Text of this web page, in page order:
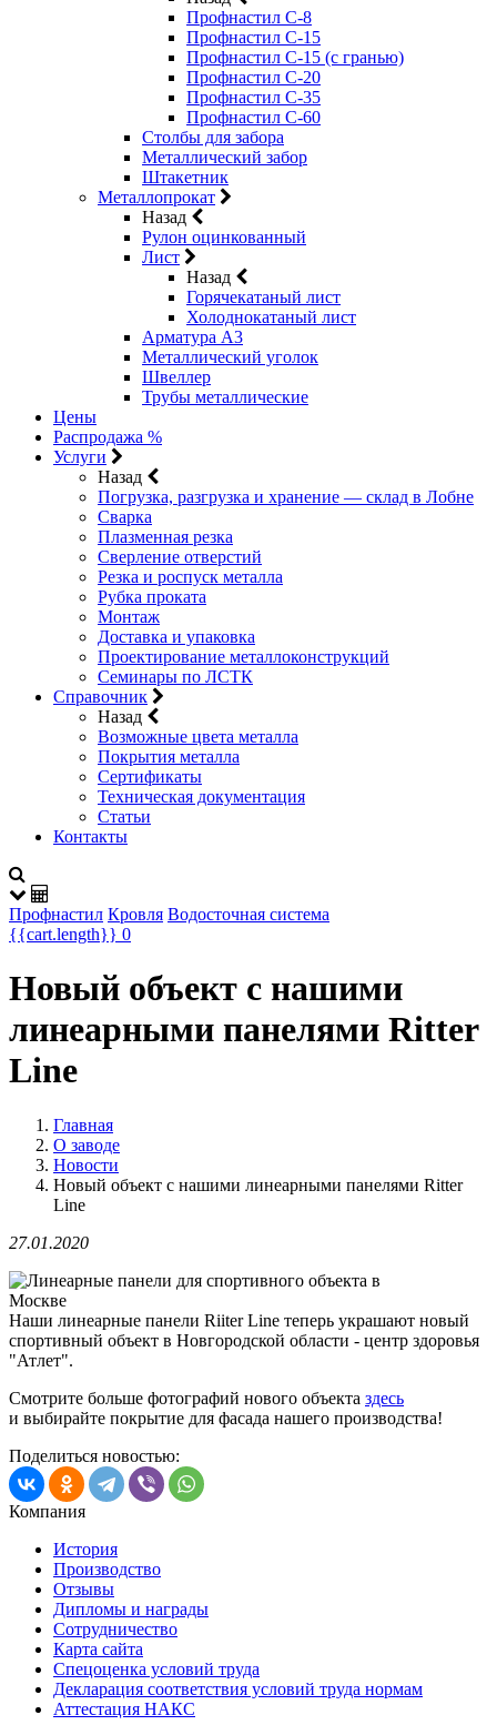
Профнастил С-8
Профнастил С-15
Профнастил С-15 (с гранью)
Профнастил С-20
Профнастил С-35
Профнастил С-60
Столбы для забора
Металлический забор
Штакетник
Металлопрокат
Назад
Рулон оцинкованный
Лист
Назад
Горячекатаный лист
Холоднокатаный лист
Арматура А3
Металлический уголок
Швеллер
Трубы металлические
Цены
Распродажа %
Услуги
Назад
Погрузка, разгрузка и хранение — склад в Лобне
Сварка
Плазменная резка
Сверление отверстий
Резка и роспуск металла
Рубка проката
Монтаж
Доставка и упаковка
Проектирование металлоконструкций
Семинары по ЛСТК
Справочник
Назад
Возможные цвета металла
Покрытия металла
Сертификаты
Техническая документация
Статьи
Контакты
Профнастил Кровля Водосточная система
{{cart.length}} 0
Новый объект с нашими
линеарными панелями Ritter
Line
Главная
О заводе
Новости
Новый объект с нашими линеарными панелями Ritter
Line
27.01.2020
Наши линеарные панели Riiter Line теперь украшают новый
спортивный объект в Новгородской области - центр здоровья
"Атлет".
Смотрите больше фотографий нового объекта здесь
и выбирайте покрытие для фасада нашего производства!
Поделиться новостью:
Компания
История
Производство
Отзывы
Дипломы и награды
Сотрудничество
Карта сайта
Спецоценка условий труда
Декларация соответствия условий труда нормам
Аттестация НАКС